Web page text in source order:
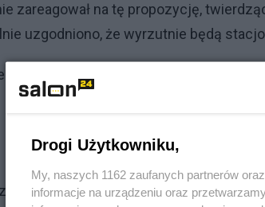
zareagował na tę propozycję,
uzgodniono, że wyrzutnie będą
baterię Patriot od Niemiec. Błaszczak
Reklama
system średniego
Drogi Użytkowniku,
My, naszych 1162 zaufanych partnerów
informacje na urządzeniu oraz